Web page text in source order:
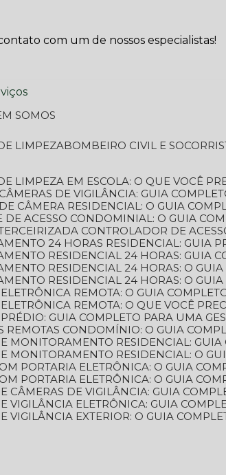
com um de nossos especialistas!
SOMOS
LIMPEZA
BOMBEIRO CIVIL E
LIMPEZA EM ESCOLA: O QUE VOCÊ
CÂMERAS DE VIGILÂNCIA: GUIA
DE CÂMERA RESIDENCIAL: O GUIA
DE ACESSO CONDOMINIAL: O GUIA
TERCEIRIZADA CONTROLADOR DE
24 HORAS RESIDENCIAL: GUIA
RESIDENCIAL 24 HORAS: GUIA
RESIDENCIAL 24 HORAS: O
RESIDENCIAL 24 HORAS: O
ELETRÔNICA REMOTA: O GUIA
ELETRÔNICA REMOTA: O QUE VOCÊ
PRÉDIO: GUIA COMPLETO PARA UMA
REMOTAS CONDOMÍNIO: O GUIA
MONITORAMENTO RESIDENCIAL:
MONITORAMENTO RESIDENCIAL: O
PORTARIA ELETRÔNICA: O GUIA
PORTARIA ELETRÔNICA: O GUIA
CÂMERAS DE VIGILÂNCIA: GUIA
VIGILÂNCIA ELETRÔNICA: GUIA
VIGILÂNCIA EXTERIOR: O GUIA